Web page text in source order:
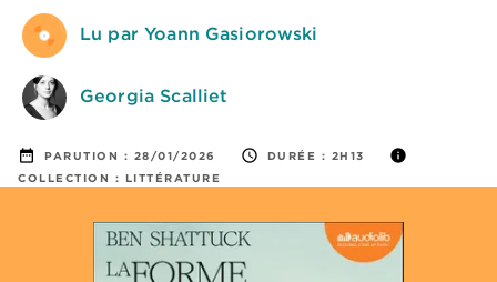
Lu par Yoann Gasiorowski
Georgia Scalliet
date_range PARUTION : 28/01/2026 access_time DURÉE : 2H13 info
COLLECTION : LITTÉRATURE